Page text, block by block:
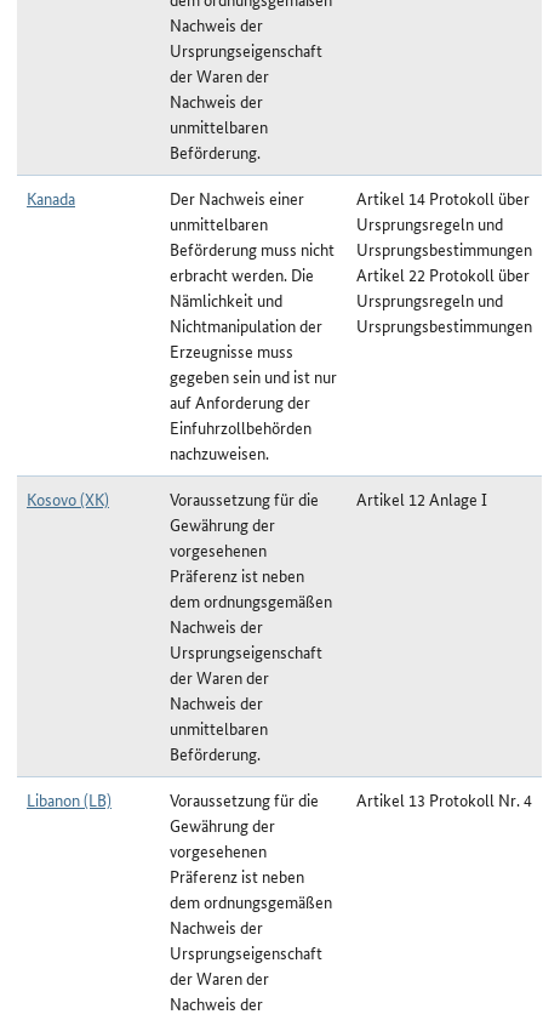
Nachweis der
Ursprungseigenschaft
der Waren der
Nachweis der
unmittelbaren
Beförderung.
Kanada
Der Nachweis einer
unmittelbaren
Beförderung muss nicht
erbracht werden. Die
Nämlichkeit und
Nichtmanipulation der
Erzeugnisse muss
gegeben sein und ist nur
auf Anforderung der
Einfuhrzollbehörden
nachzuweisen.
Artikel 14 Protokoll über
Ursprungsregeln und
Ursprungsbestimmungen
Artikel 22 Protokoll über
Ursprungsregeln und
Ursprungsbestimmungen
Kosovo (XK)
Voraussetzung für die
Gewährung der
vorgesehenen
Präferenz ist neben
dem ordnungsgemäßen
Nachweis der
Ursprungseigenschaft
der Waren der
Nachweis der
unmittelbaren
Beförderung.
Artikel 12 Anlage I
Libanon (LB)
Voraussetzung für die
Gewährung der
vorgesehenen
Präferenz ist neben
dem ordnungsgemäßen
Nachweis der
Ursprungseigenschaft
der Waren der
Nachweis der
Artikel 13 Protokoll Nr. 4